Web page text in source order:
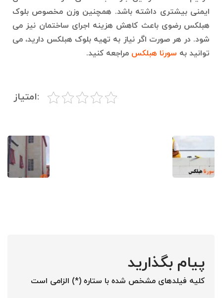
ایمنی بیشتری داشته باشد. همچنین وزن مخصوص بلوک
هبلکس رضوی باعث کاهش هزینه اجرای ساختمان نیز می
شود. در هر صورت اگر نیاز به تهیه بلوک هبلکس دارید، می
توانید به سورنا هبلکس مراجعه کنید.
:امتیاز
پیام بگذارید
کلیه فیلدهای مشخص شده با ستاره (*) الزامی است